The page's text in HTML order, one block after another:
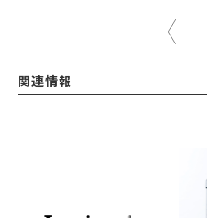
関連情報